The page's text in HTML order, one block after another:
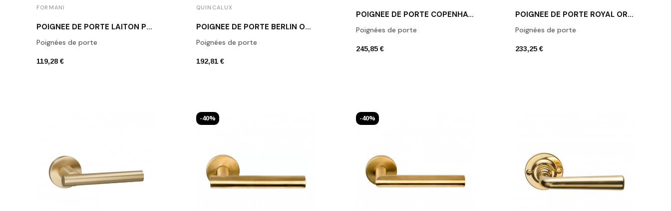
FORMANI
POIGNÉE DE PORTE LAITON POLI FORMANI 1910L OL
Poignées de porte
119,28 €
QUINCALUX
POIGNÉE DE PORTE BERLIN OR MAT
Poignées de porte
192,81 €
POIGNÉE DE PORTE COPENHAGEN OR MAT
Poignées de porte
245,85 €
POIGNÉE DE PORTE ROYAL OR MAT
Poignées de porte
233,25 €
-40% -40%